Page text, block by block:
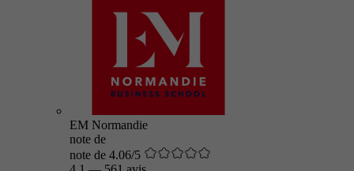
EM Normandie
note de
note de 4.06/5